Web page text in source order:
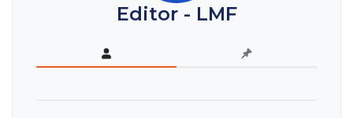
Editor - LMF